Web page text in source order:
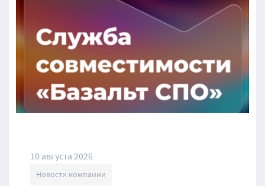
10 августа 2026
Новости компании